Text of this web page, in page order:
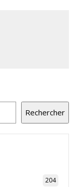
Rechercher
204